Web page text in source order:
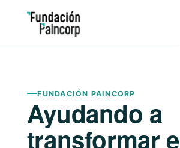
FUNDACIÓN PAINCORP
Ayudando a
transformar el